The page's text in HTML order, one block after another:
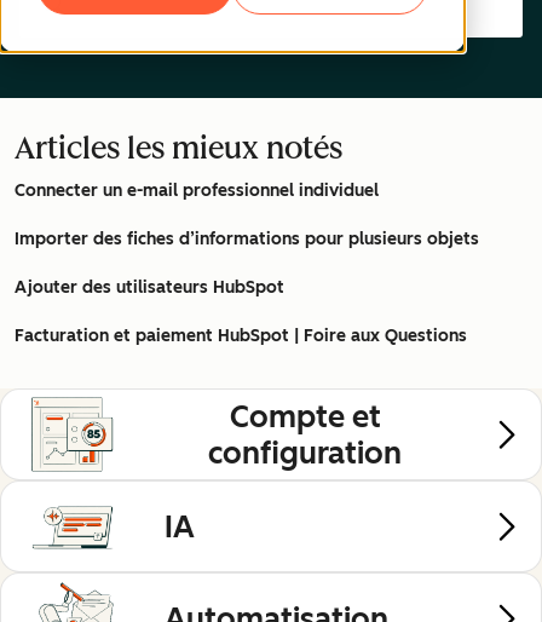
Articles les mieux notés
Connecter un e-mail professionnel individuel
Importer des fiches d’informations pour plusieurs objets
Ajouter des utilisateurs HubSpot
Facturation et paiement HubSpot | Foire aux Questions
Compte et
configuration
IA